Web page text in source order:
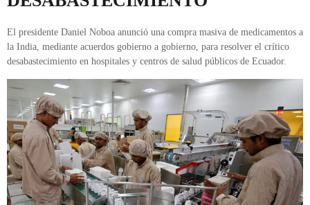
El presidente Daniel Noboa anunció una compra masiva de medicamentos a
la India, mediante acuerdos gobierno a gobierno, para resolver el crítico
desabastecimiento en hospitales y centros de salud públicos de Ecuador.